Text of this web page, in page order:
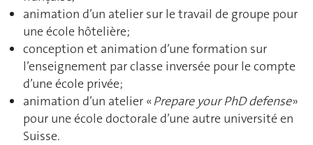
animation d’un atelier sur le travail de groupe pour
une école hôtelière;
conception et animation d’une formation sur
l’enseignement par classe inversée pour le compte
d’une école privée;
animation d’un atelier «Prepare your PhD defense»
pour une école doctorale d’une autre université en
Suisse.